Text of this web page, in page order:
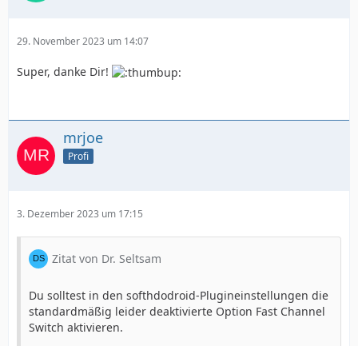
29. November 2023 um 14:07
Super, danke Dir!
mrjoe
Profi
3. Dezember 2023 um 17:15
Zitat von Dr. Seltsam
Du solltest in den softhdodroid-Plugineinstellungen die
standardmäßig leider deaktivierte Option Fast Channel
Switch aktivieren.